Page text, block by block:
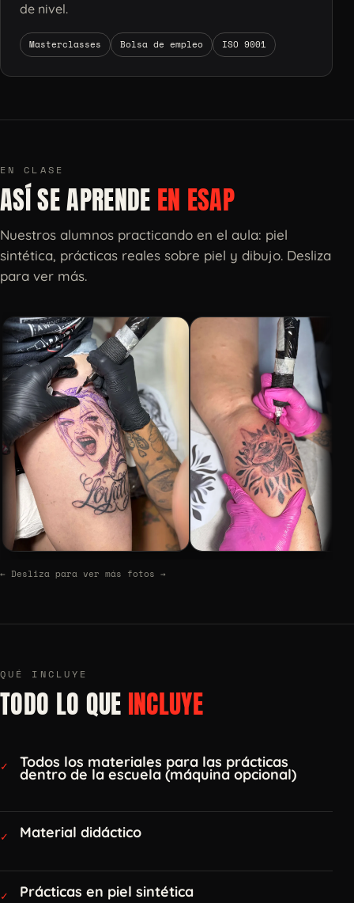
de nivel.
Masterclasses Bolsa de empleo ISO 9001
EN CLASE
ASÍ SE APRENDE EN ESAP
Nuestros alumnos practicando en el aula: piel
sintética, prácticas reales sobre piel y dibujo. Desliza
para ver más.
← Desliza para ver más fotos →
QUÉ INCLUYE
TODO LO QUE INCLUYE
✓ Todos los materiales para las prácticas
dentro de la escuela (máquina opcional)
✓ Material didáctico
✓ Prácticas en piel sintética